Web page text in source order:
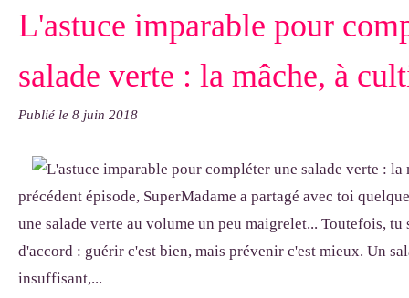
L'astuce imparable pour
salade verte : la mâche, à
Publié le 8 juin 2018
précédent épisode, SuperMadame a partagé avec toi
une salade verte au volume un peu maigrelet... Toutefois, tu
d'accord : guérir c'est bien, mais prévenir c'est mieux. Un
insuffisant,...